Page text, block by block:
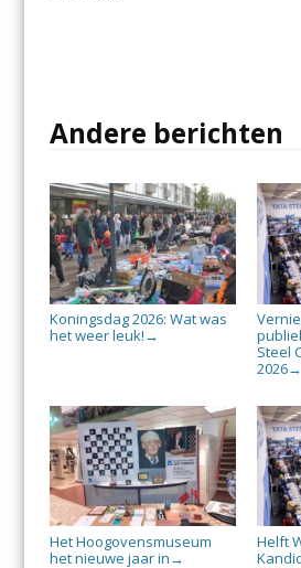
Andere berichten
Koningsdag 2026: Wat was
het weer leuk! →
Steel
2026→
Het Hoogovensmuseum
het nieuwe jaar in →
Helft